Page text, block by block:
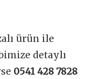
ürün ile
detaylı
0541 428 7828